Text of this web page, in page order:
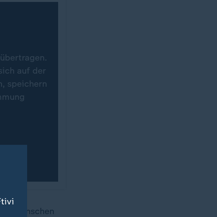
auf der
speichern
Menschen